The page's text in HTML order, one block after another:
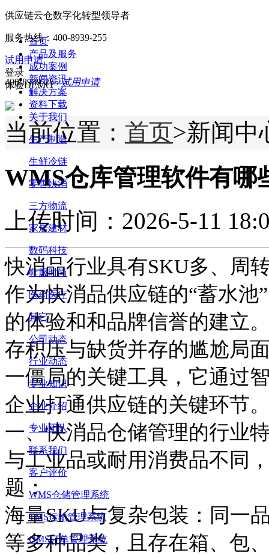
供应链云仓数字化转型领导者
服务热线： 400-8939-255
试用申请
登录
体验DEMO
首页
产品及服务
成功案例
新闻资讯
解决方案
资料下载
关于我们
生产制造
生鲜冷链
零售快消
三方物流
家居建材
数码科技
鞋服时尚
医药医疗
其它
公司动态
行业动态
专业知识
企业介绍
专业团队
联系我们
客户评价
WMS仓储管理系统
TMS运输管理系统
OMS订单管理系统
400-8939-255 试用申请
当前位置： 首页>新闻中
WMS仓库管理软件有哪
上传时间：2026-5-11
快消品行业具有SKU多、周
作为快消品供应链的“蓄水
的体验和和品牌信誉的建立
存积压与缺货并存的尴尬局
一僵局的关键工具，它通过
企业打通供应链的关键环节
一、快消品仓储管理的行业
与工业品或耐用消费品不同
题：
海量SKU与复杂包装：同一
等多种品类，且存在箱、包